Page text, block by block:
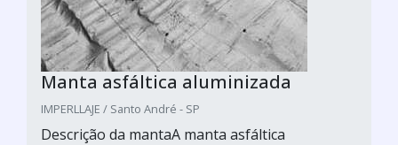
Manta asfáltica aluminizada
IMPERLLAJE / Santo André - SP
Descrição da mantaA manta asfáltica